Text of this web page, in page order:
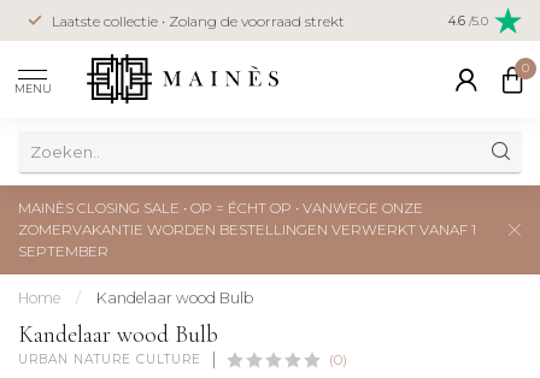
Laatste collectie • Zolang de voorraad strekt Veilig
creditcard
4.6 /5.0
MENU
0
MAINÈS CLOSING SALE • OP = ÉCHT OP • VANWEGE ONZE
ZOMERVAKANTIE WORDEN BESTELLINGEN VERWERKT VANAF 1
SEPTEMBER
Home / Kandelaar wood Bulb
Kandelaar wood Bulb
URBAN NATURE CULTURE (0)